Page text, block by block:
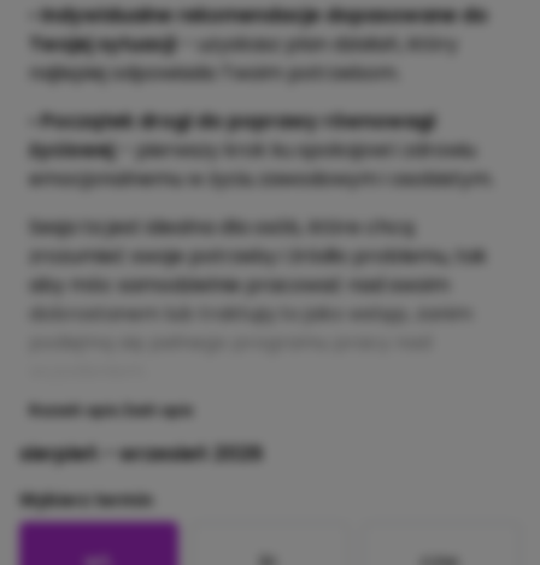
Indywidualne rekomendacje dopasowane do
Twojej sytuacji – uzyskasz plan działań, który
najlepiej odpowiada Twoim potrzebom.
Początek drogi do poprawy równowagi
życiowej – pierwszy krok ku spokojowi i zdrowiu
emocjonalnemu w życiu zawodowym i osobistym.
Sesja ta jest idealna dla osób, które chcą
zrozumieć swoje potrzeby i źródło problemu, tak
aby móc samodzielnie pracować nad swoim
Rozwiń opis Zwiń opis
sierpień - wrzesień 2026
Wybierz termin